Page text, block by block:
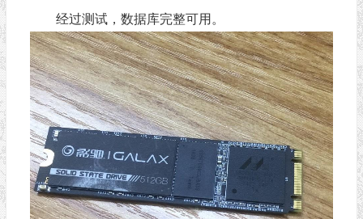
经过测试，数据库完整可用。